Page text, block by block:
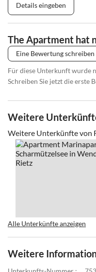
Details eingeben
The Apartment hat
Eine Bewertung schreiben
Für diese Unterkunft wurde
Schreiben Sie jetzt die erste
Weitere
Weitere Unterkünfte von
Alle Unterkünfte anzeigen
Weitere